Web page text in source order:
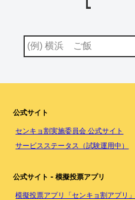
公式サイト
センキョ割実施委員会 公式サイト
サービスステータス（試験運用中）
公式サイト - 模擬投票アプリ
模擬投票アプリ「センキョ割アプリ」